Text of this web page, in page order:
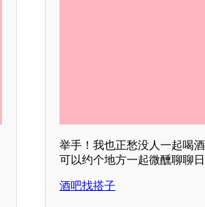
举手！我也正愁没人一起喝
可以约个地方一起微醺聊聊
酒吧找搭子